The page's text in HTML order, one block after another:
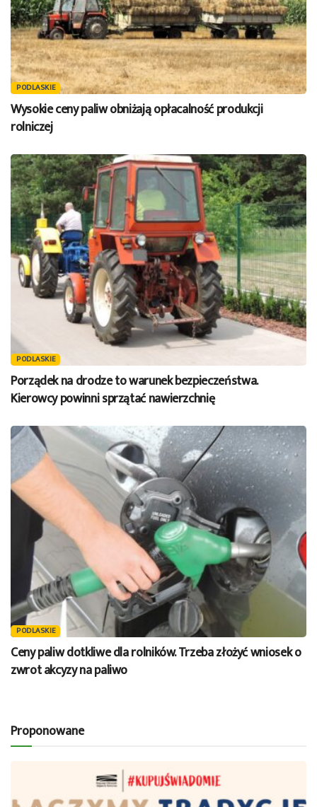
PODLASKIE
Wysokie ceny paliw obniżają opłacalność produkcji
rolniczej
PODLASKIE
Porządek na drodze to warunek bezpieczeństwa.
Kierowcy powinni sprzątać nawierzchnię
PODLASKIE
Ceny paliw dotkliwe dla rolników. Trzeba złożyć wniosek o
zwrot akcyzy na paliwo
Proponowane